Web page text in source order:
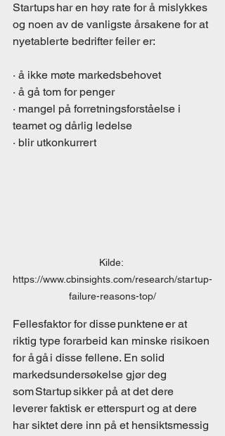
Startups har en høy rate for å mislykkes
og noen av de vanligste årsakene for at
nyetablerte bedrifter feiler er:
· å ikke møte markedsbehovet
· å gå tom for penger
· mangel på forretningsforståelse i
teamet og dårlig ledelse
· blir utkonkurrert
Kilde:
https://www.cbinsights.com/research/startup-
failure-reasons-top/
Fellesfaktor for disse punktene er at
riktig type forarbeid kan minske risikoen
for å gå i disse fellene.  En solid
markedsundersøkelse gjør deg
som Startup sikker på at det dere
leverer faktisk er etterspurt og at dere
har siktet dere inn på et hensiktsmessig